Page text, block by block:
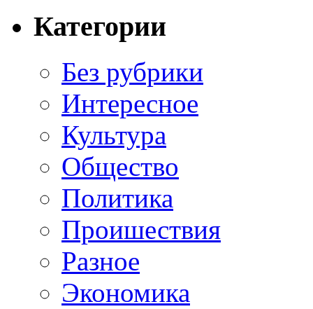
Категории
Без рубрики
Интересное
Культура
Общество
Политика
Проишествия
Разное
Экономика